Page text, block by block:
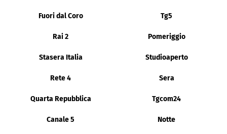
Fuori dal Coro Tg5
Rai 2 Pomeriggio
Stasera Italia Studioaperto
Rete 4 Sera
Quarta Repubblica Tgcom24
Canale 5 Notte